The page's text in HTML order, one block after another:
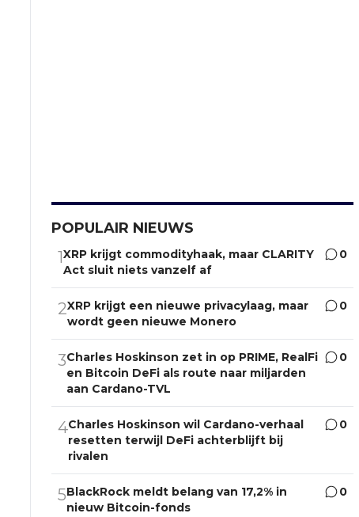
POPULAIR NIEUWS
1XRP krijgt commodityhaak, maar CLARITY
Act sluit niets vanzelf af
0
2XRP krijgt een nieuwe privacylaag, maar
wordt geen nieuwe Monero
0
3Charles Hoskinson zet in op PRIME, RealFi
en Bitcoin DeFi als route naar miljarden
aan Cardano-TVL
0
4Charles Hoskinson wil Cardano-verhaal
resetten terwijl DeFi achterblijft bij
rivalen
0
5BlackRock meldt belang van 17,2% in
nieuw Bitcoin-fonds
0